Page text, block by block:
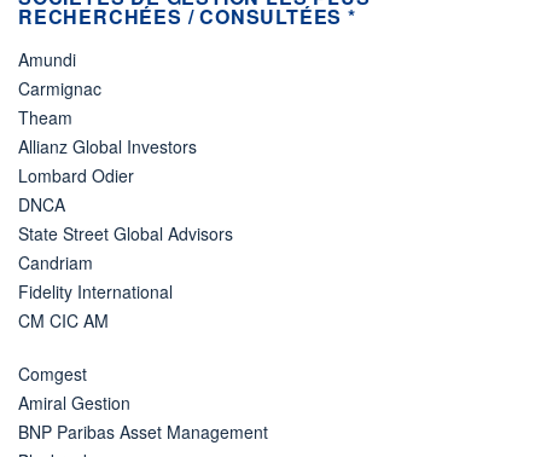
RECHERCHÉES / CONSULTÉES *
Amundi
Carmignac
Theam
Allianz Global Investors
Lombard Odier
DNCA
State Street Global Advisors
Candriam
Fidelity International
CM CIC AM
Comgest
Amiral Gestion
BNP Paribas Asset Management